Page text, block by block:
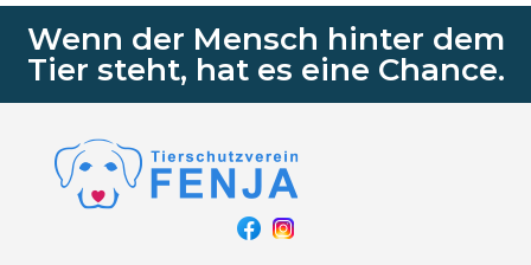
Wenn der Mensch hinter dem
Tier steht, hat es eine Chance.